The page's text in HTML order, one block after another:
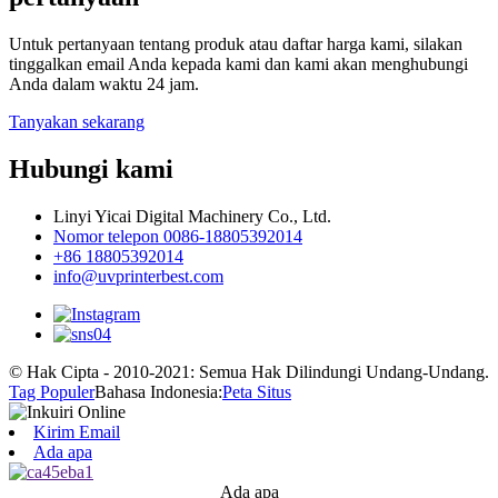
Untuk pertanyaan tentang produk atau daftar harga kami, silakan
tinggalkan email Anda kepada kami dan kami akan menghubungi
Anda dalam waktu 24 jam.
Tanyakan sekarang
Hubungi kami
Linyi Yicai Digital Machinery Co., Ltd.
Nomor telepon 0086-18805392014
+86 18805392014
info@uvprinterbest.com
© Hak Cipta - 2010-2021: Semua Hak Dilindungi Undang-Undang.
Tag PopulerBahasa Indonesia:Peta Situs
Kirim Email
Ada apa
Ada apa